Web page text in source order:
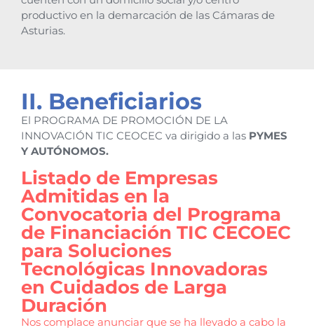
productivo en la demarcación de las Cámaras de
Asturias.
II. Beneficiarios
El PROGRAMA DE PROMOCIÓN DE LA
INNOVACIÓN TIC CEOCEC va dirigido a las PYMES
Y AUTÓNOMOS.
Listado de Empresas
Admitidas en la
Convocatoria del Programa
de Financiación TIC CECOEC
para Soluciones
Tecnológicas Innovadoras
en Cuidados de Larga
Duración
Nos complace anunciar que se ha llevado a cabo la